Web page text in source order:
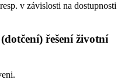
v závislosti na dostupnosti
řešení životní